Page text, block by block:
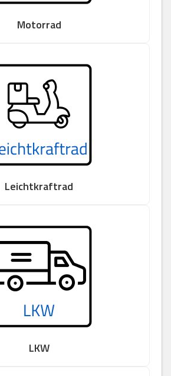
Motorrad
Leichtkraftrad
LKW